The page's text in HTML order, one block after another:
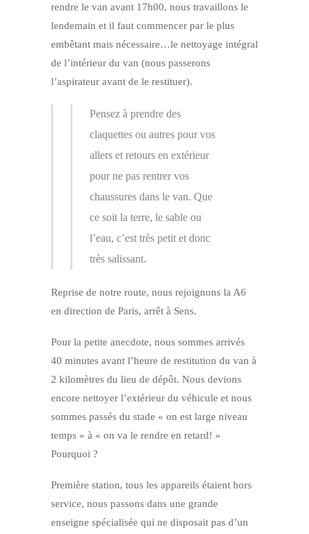
rendre le van avant 17h00, nous travaillons le
lendemain et il faut commencer par le plus
embêtant mais nécessaire…le nettoyage intégral
de l’intérieur du van (nous passerons
l’aspirateur avant de le restituer).
Pensez à prendre des
claquettes ou autres pour vos
allers et retours en extérieur
pour ne pas rentrer vos
chaussures dans le van. Que
ce soit la terre, le sable ou
l’eau, c’est très petit et donc
très salissant.
Reprise de notre route, nous rejoignons la A6
en direction de Paris, arrêt à Sens.
Pour la petite anecdote, nous sommes arrivés
40 minutes avant l’heure de restitution du van à
2 kilomètres du lieu de dépôt. Nous devions
encore nettoyer l’extérieur du véhicule et nous
sommes passés du stade « on est large niveau
temps » à « on va le rendre en retard! »
Pourquoi ?
Première station, tous les appareils étaient hors
service, nous passons dans une grande
enseigne spécialisée qui ne disposait pas d’un